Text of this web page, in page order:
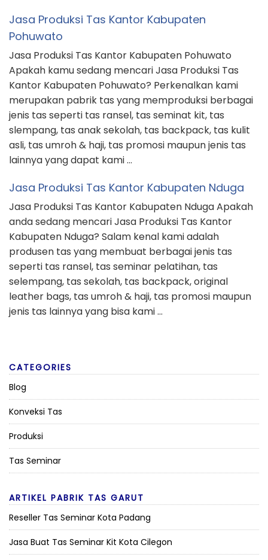
Jasa Produksi Tas Kantor Kabupaten
Pohuwato
Jasa Produksi Tas Kantor Kabupaten Pohuwato
Apakah kamu sedang mencari Jasa Produksi Tas
Kantor Kabupaten Pohuwato? Perkenalkan kami
merupakan pabrik tas yang memproduksi berbagai
jenis tas seperti tas ransel, tas seminat kit, tas
slempang, tas anak sekolah, tas backpack, tas kulit
asli, tas umroh & haji, tas promosi maupun jenis tas
lainnya yang dapat kami …
Jasa Produksi Tas Kantor Kabupaten Nduga
Jasa Produksi Tas Kantor Kabupaten Nduga Apakah
anda sedang mencari Jasa Produksi Tas Kantor
Kabupaten Nduga? Salam kenal kami adalah
produsen tas yang membuat berbagai jenis tas
seperti tas ransel, tas seminar pelatihan, tas
selempang, tas sekolah, tas backpack, original
leather bags, tas umroh & haji, tas promosi maupun
jenis tas lainnya yang bisa kami …
CATEGORIES
Blog
Konveksi Tas
Produksi
Tas Seminar
ARTIKEL PABRIK TAS GARUT
Reseller Tas Seminar Kota Padang
Jasa Buat Tas Seminar Kit Kota Cilegon